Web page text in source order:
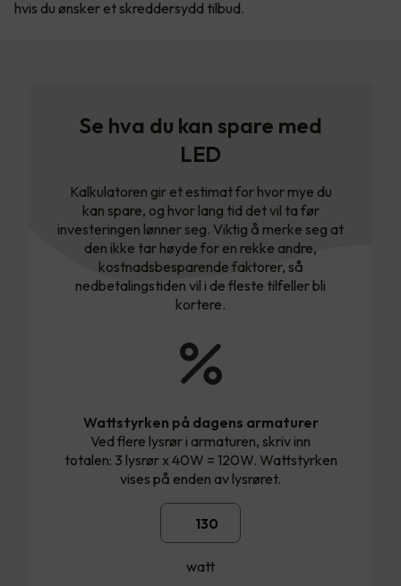
hvis du ønsker et skreddersydd tilbud.
Se hva du kan spare med
LED
Kalkulatoren gir et estimat for hvor mye du
kan spare, og hvor lang tid det vil ta før
investeringen lønner seg. Viktig å merke seg at
den ikke tar høyde for en rekke andre,
kostnadsbesparende faktorer, så
nedbetalingstiden vil i de fleste tilfeller bli
kortere.
Wattstyrken på dagens armaturer
Ved flere lysrør i armaturen, skriv inn
totalen: 3 lysrør x 40W = 120W. Wattstyrken
vises på enden av lysrøret.
watt